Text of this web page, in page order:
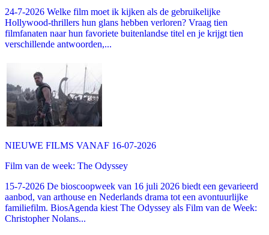
24-7-2026 Welke film moet ik kijken als de gebruikelijke
Hollywood-thrillers hun glans hebben verloren? Vraag tien
filmfanaten naar hun favoriete buitenlandse titel en je krijgt tien
verschillende antwoorden,...
NIEUWE FILMS VANAF 16-07-2026
Film van de week: The Odyssey
15-7-2026 De bioscoopweek van 16 juli 2026 biedt een gevarieerd
aanbod, van arthouse en Nederlands drama tot een avontuurlijke
familiefilm. BiosAgenda kiest The Odyssey als Film van de Week:
Christopher Nolans...